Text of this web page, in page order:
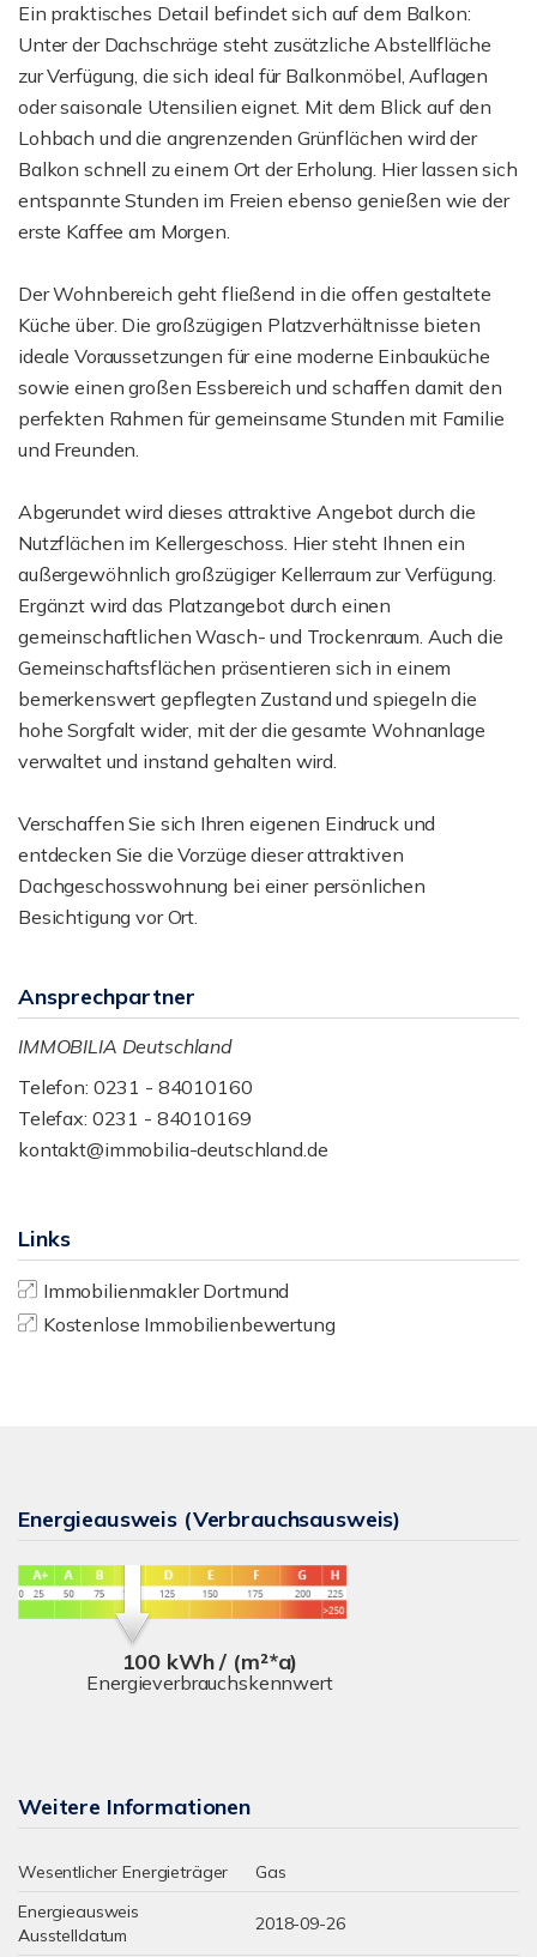
Ein praktisches Detail befindet sich auf dem Balkon:
Unter der Dachschräge steht zusätzliche Abstellfläche
zur Verfügung, die sich ideal für Balkonmöbel, Auflagen
oder saisonale Utensilien eignet. Mit dem Blick auf den
Lohbach und die angrenzenden Grünflächen wird der
Balkon schnell zu einem Ort der Erholung. Hier lassen sich
entspannte Stunden im Freien ebenso genießen wie der
erste Kaffee am Morgen.
Der Wohnbereich geht fließend in die offen gestaltete
Küche über. Die großzügigen Platzverhältnisse bieten
ideale Voraussetzungen für eine moderne Einbauküche
sowie einen großen Essbereich und schaffen damit den
perfekten Rahmen für gemeinsame Stunden mit Familie
und Freunden.
Abgerundet wird dieses attraktive Angebot durch die
Nutzflächen im Kellergeschoss. Hier steht Ihnen ein
außergewöhnlich großzügiger Kellerraum zur Verfügung.
Ergänzt wird das Platzangebot durch einen
gemeinschaftlichen Wasch- und Trockenraum. Auch die
Gemeinschaftsflächen präsentieren sich in einem
bemerkenswert gepflegten Zustand und spiegeln die
hohe Sorgfalt wider, mit der die gesamte Wohnanlage
verwaltet und instand gehalten wird.
Verschaffen Sie sich Ihren eigenen Eindruck und
entdecken Sie die Vorzüge dieser attraktiven
Dachgeschosswohnung bei einer persönlichen
Besichtigung vor Ort.
Ansprechpartner
IMMOBILIA Deutschland
Telefon: 0231 - 84010160
Telefax: 0231 - 84010169
kontakt@immobilia-deutschland.de
Links
Immobilienmakler Dortmund
Kostenlose Immobilienbewertung
Energieausweis (Verbrauchsausweis)
100 kWh / (m²*a)
Energieverbrauchskennwert
Weitere Informationen
Wesentlicher Energieträger
Gas
Energieausweis
Ausstelldatum
2018-09-26